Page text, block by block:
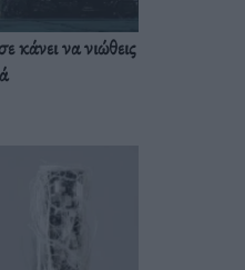
κάνει να νιώθεις